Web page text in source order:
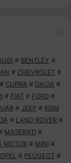
# BENTLEY #
# CHEVROLET #
# CUPRA # DACIA #
# FIAT # FORD #
# JEEP # KGM
# LAND ROVER #
MASERATI #
MOTOR # MINI #
OPEL # PEUGEOT #